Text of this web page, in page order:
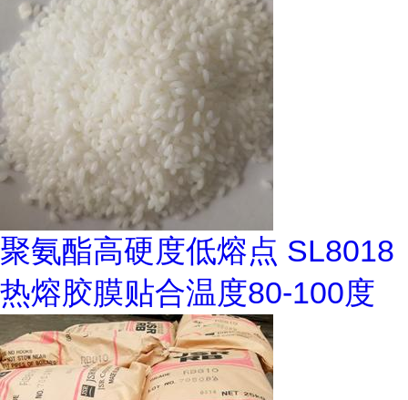
聚氨酯高硬度低熔点 SL8018
热熔胶膜贴合温度80-100度